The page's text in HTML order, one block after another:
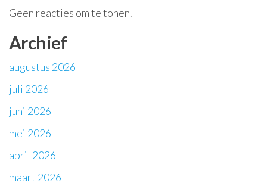
Geen reacties om te tonen.
Archief
augustus 2026
juli 2026
juni 2026
mei 2026
april 2026
maart 2026